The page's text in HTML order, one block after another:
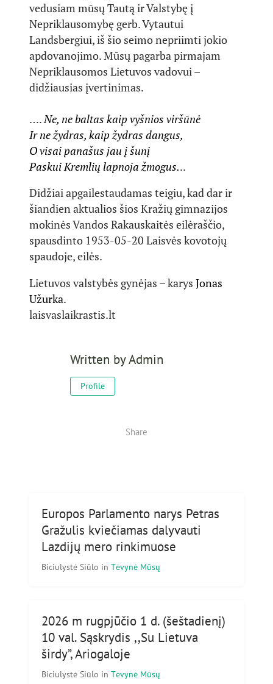
vedusiam mūsų Tautą ir Valstybę į
Nepriklausomybę gerb. Vytautui
Landsbergiui, iš šio seimo nepriimti jokio
apdovanojimo. Mūsų pagarba pirmajam
Nepriklausomos Lietuvos vadovui –
didžiausias įvertinimas.
…. Ne, ne baltas kaip vyšnios viršūnė
Ir ne žydras, kaip žydras dangus,
O visai panašus jau į šunį
Paskui Kremlių lapnoja žmogus...
Didžiai apgailestaudamas teigiu, kad dar ir
šiandien aktualios šios Kražių gimnazijos
mokinės Vandos Rakauskaitės eilėraščio,
spausdinto 1953-05-20 Laisvės kovotojų
spaudoje, eilės.
Lietuvos valstybės gynėjas – karys Jonas
Užurka.
laisvaslaikrastis.lt
Written byAdmin
Profile
Share
Europos Parlamento narys Petras
Gražulis kviečiamas dalyvauti
Lazdijų mero rinkimuose
Biciulystė Siūlo in Tėvynė Mūsų
2026 m rugpjūčio 1 d. (šeštadienį)
10 val. Sąskrydis ,,Su Lietuva
širdy”, Ariogaloje
Biciulystė Siūlo in Tėvynė Mūsų